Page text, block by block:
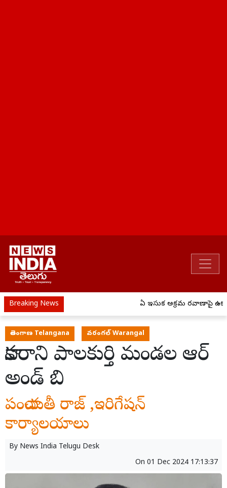
Breaking News ఏపీ ఇసుక అక్రమ రవాణాపై
తెలంగాణ Telangana వరంగల్ Warangal
కానరాని పాలకుర్తి మండల ఆర్
అండ్ బి
పంచాయతీ రాజ్ ,ఇరిగేషన్
కార్యాలయాలు
By News India Telugu Desk
On 01 Dec 2024 17:13:37